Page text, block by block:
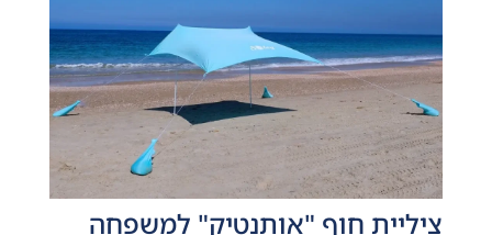
ציליית חוף "אותנטיק" למשפחה